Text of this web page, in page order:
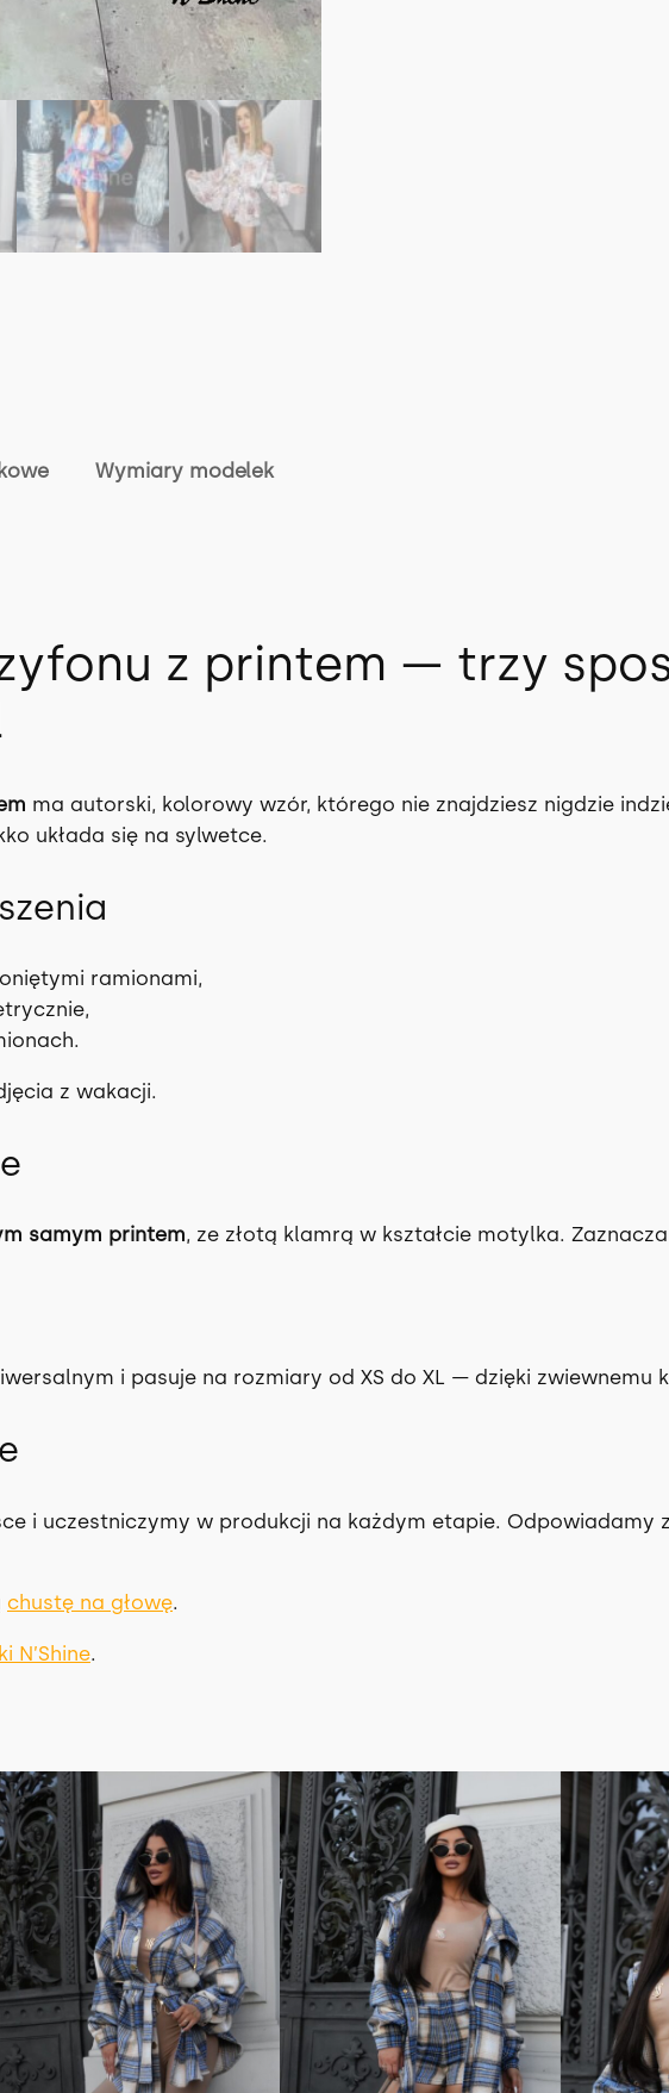
Wymiary modelek
z printem — trzy
ma autorski, kolorowy wzór, którego nie znajdziesz nigdzie
układa się na sylwetce.
ramionami,
z wakacji.
samym printem, ze złotą klamrą w kształcie motylka.
i pasuje na rozmiary od XS do XL — dzięki zwiewnemu
i uczestniczymy w produkcji na każdym etapie. Odpowiadamy
chustę na głowę.
N’Shine.